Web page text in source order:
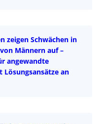
zeigen Schwächen in
Männern auf –
angewandte
Lösungsansätze an